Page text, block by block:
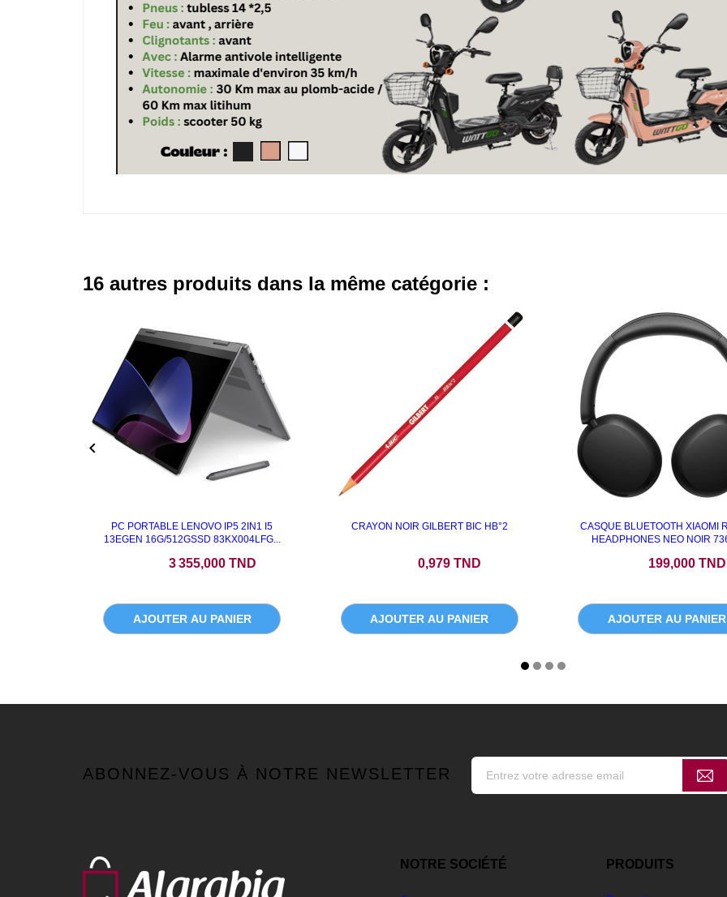
16 autres produits dans la même catégorie :
PC PORTABLE LENOVO IP5 2IN1 I5
13EGEN 16G/512GSSD 83KX004LFG...
3 355,000 TND
AJOUTER AU PANIER
CRAYON NOIR GILBERT BIC HB°2
0,979 TND
AJOUTER AU PANIER
CASQUE BLUETOOTH XIAOMI
HEADPHONES NEO NOIR
199,000 TND
AJOUTER AU PANIER

ABONNEZ-VOUS À NOTRE NEWSLETTER
NOTRE SOCIÉTÉ PRODUITS